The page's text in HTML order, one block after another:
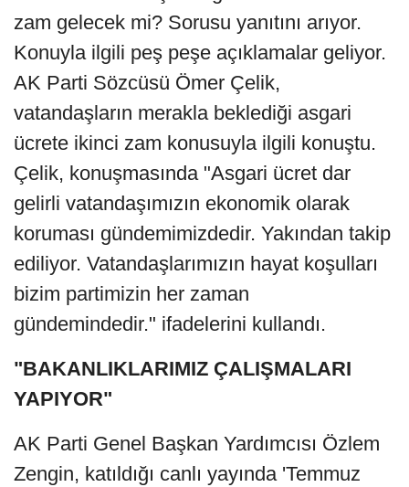
zam gelecek mi? Sorusu yanıtını arıyor.
Konuyla ilgili peş peşe açıklamalar geliyor.
AK Parti Sözcüsü Ömer Çelik,
vatandaşların merakla beklediği asgari
ücrete ikinci zam konusuyla ilgili konuştu.
Çelik, konuşmasında "Asgari ücret dar
gelirli vatandaşımızın ekonomik olarak
koruması gündemimizdedir. Yakından takip
ediliyor. Vatandaşlarımızın hayat koşulları
bizim partimizin her zaman
gündemindedir." ifadelerini kullandı.
"BAKANLIKLARIMIZ ÇALIŞMALARI
YAPIYOR"
AK Parti Genel Başkan Yardımcısı Özlem
Zengin, katıldığı canlı yayında 'Temmuz